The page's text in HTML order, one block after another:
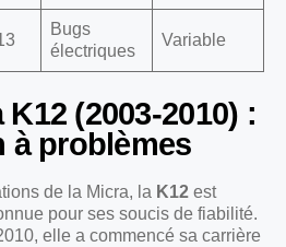
Bugs
électriques
Variable
(2003-2010) :
à problèmes
de la Micra, la K12 est
pour ses soucis de fiabilité.
elle a commencé sa carrière